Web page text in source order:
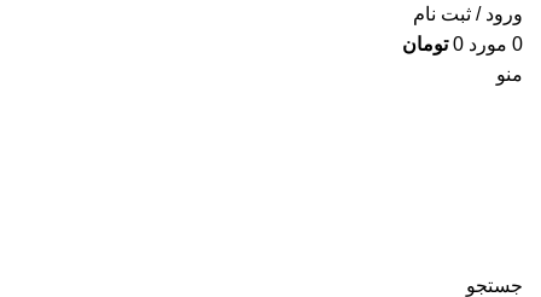
ورود / ثبت نام
0 مورد 0 تومان
منو
جستجو